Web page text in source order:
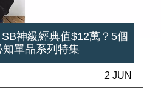
神級經典值$12萬？5個
知單品系列特集
2 JUN